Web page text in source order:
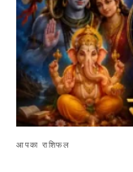
आपका राशिफल